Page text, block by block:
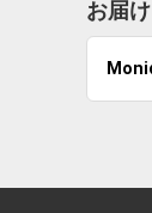
お届け